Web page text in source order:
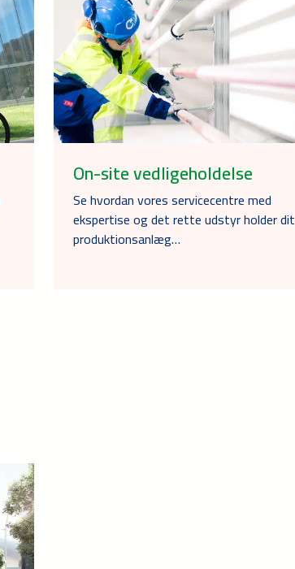
On-site vedligeholdelse
Se hvordan vores servicecentre med
ekspertise og det rette udstyr holder dit
produktionsanlæg…